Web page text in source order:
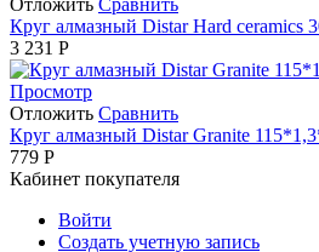
Круг алмазный Distar Hard ceramics
3 231 Р
Просмотр
Отложить Сравнить
Круг алмазный Distar Granite
779 Р
Кабинет покупателя
Войти
Создать учетную запись